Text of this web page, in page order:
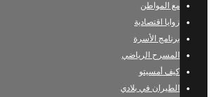
مع المواطن
زوايا اقتصادية
برنامج الأسرة
المسرح الرياضي
كيف أمسيتو
الطيران في بلادي